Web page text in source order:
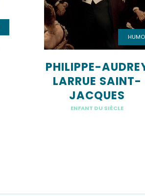
PHILIPPE-
LARRUE SAINT-
JACQUES
ENFANT DU SIÈCLE